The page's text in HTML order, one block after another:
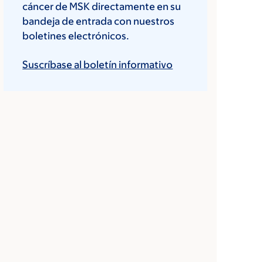
cáncer de MSK directamente en su
bandeja de entrada con nuestros
boletines electrónicos.
Suscríbase al boletín informativo